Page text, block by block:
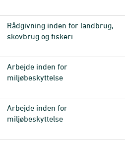
Rådgivning inden for landbrug,
skovbrug og fiskeri
Arbejde inden for
miljøbeskyttelse
Arbejde inden for
miljøbeskyttelse